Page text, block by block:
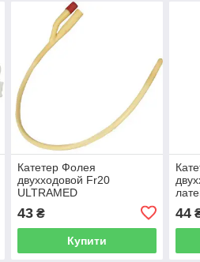
Катетер Фолея
двухходовой Fr20
ULTRAMED
43₴
Купити
44